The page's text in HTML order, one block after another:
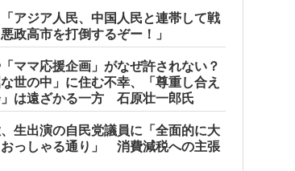
アジア人民、中国人民と連帯して戦
政高市を打倒するぞー！」
ママ応援企画」がなぜ許されない？
な世の中」に住む不幸、「尊重し合え
」は遠ざかる一方 石原壮一郎氏
生出演の自民党議員に「全面的に大
っしゃる通り」 消費減税への主張